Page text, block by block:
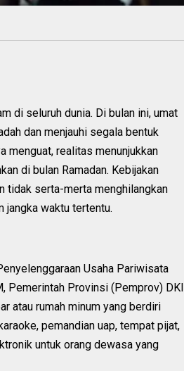
di seluruh dunia. Di bulan ini, umat
dan menjauhi segala bentuk
menguat, realitas menunjukkan
di bulan Ramadan. Kebijakan
tidak serta-merta menghilangkan
jangka waktu tertentu.
Usaha Pariwisata
Pemerintah Provinsi (Pemprov) DKI
atau rumah minum yang berdiri
pemandian uap, tempat pijat,
untuk orang dewasa yang